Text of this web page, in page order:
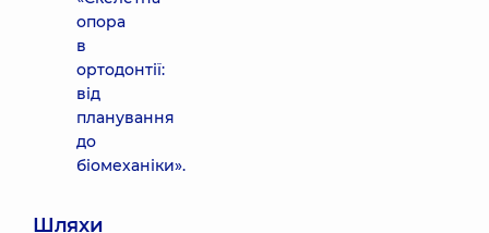
опора
в
ортодонтії:
від
планування
до
біомеханіки».
Шляхи